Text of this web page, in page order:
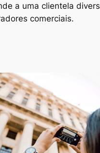
a uma clientela
comerciais.